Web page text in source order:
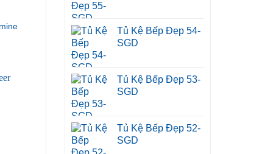
Tủ Kệ Bếp Đẹp 54-
SGD
Tủ Kệ Bếp Đẹp 53-
SGD
Tủ Kệ Bếp Đẹp 52-
SGD